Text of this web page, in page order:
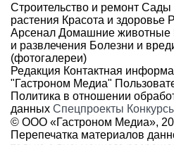
Строительство и ремонт Сады
растения Красота и здоровье
Арсенал Домашние животные
и развлечения Болезни и
(фотогалереи)
Редакция Контактная
"Гастроном Медиа"
Политика в отношении
данных Спецпроекты
© ООО «Гастроном Медиа»,
Перепечатка материалов